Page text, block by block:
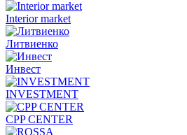
Interior market
Литвиенко
Инвест
INVESTMENT
CPP CENTER